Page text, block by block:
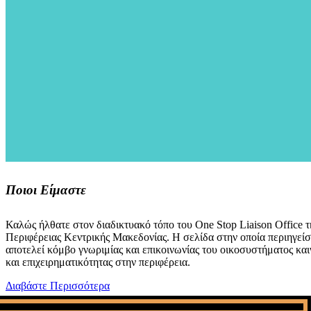
Ποιοι Είμαστε
Καλώς ήλθατε στον διαδικτυακό τόπο του One Stop Liaison Office
Περιφέρειας Κεντρικής Μακεδονίας. Η σελίδα στην οποία
αποτελεί κόμβο γνωριμίας και επικοινωνίας του οικοσυστήματος
και επιχειρηματικότητας στην περιφέρεια.
Διαβάστε Περισσότερα